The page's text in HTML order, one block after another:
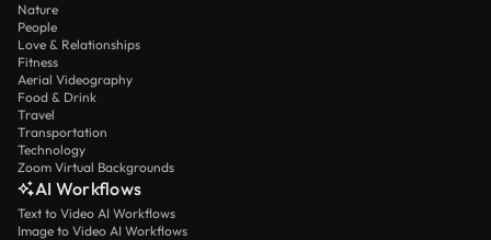
Nature
People
Love & Relationships
Fitness
Aerial Videography
Food & Drink
Travel
Transportation
Technology
Zoom Virtual Backgrounds
AI Workflows
Text to Video AI Workflows
Image to Video AI Workflows